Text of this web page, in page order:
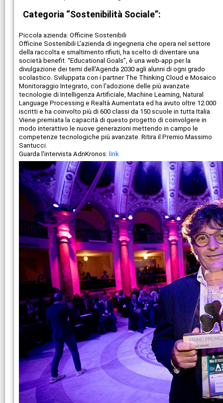
Categoria “Sostenibilità Sociale”:
Piccola azienda: Officine Sostenibili
Officine Sostenibili L’azienda di ingegneria che opera nel settore
della raccolta e smaltimento rifiuti, ha scelto di diventare una
società benefit. “Educational Goals”, è una web-app per la
divulgazione dei temi dell'Agenda 2030 agli alunni di ogni grado
scolastico. Sviluppata con i partner The Thinking Cloud e Mosaico
Monitoraggio Integrato, con l'adozione delle più avanzate
tecnologie di Intelligenza Artificiale, Machine Learning, Natural
Language Processing e Realtà Aumentata ed ha avuto oltre 12.000
iscritti e ha coinvolto più di 600 classi da 150 scuole in tutta Italia.
Viene premiata la capacità di questo progetto di coinvolgere in
modo interattivo le nuove generazioni mettendo in campo le
competenze tecnologiche più avanzate. Ritira il Premio Massimo
Santucci.
Guarda l'intervista AdnKronos: link